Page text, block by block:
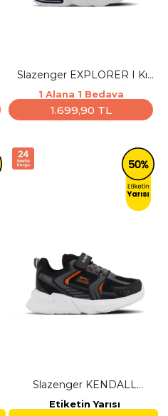
Slazenger EXPLORER I Kız
Çocuk Cırt Cırtlı Siyah / Mor
Günlük Spor Ayakkabısı
1 Alana 1 Bedava
1.699,90 TL
Slazenger KENDALL
Unisex Çocuk Cırt Cırtlı
Etiketin Yarısı